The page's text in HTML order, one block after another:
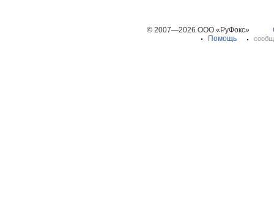
© 2007—2026 ООО «РуФокс»
Помощь